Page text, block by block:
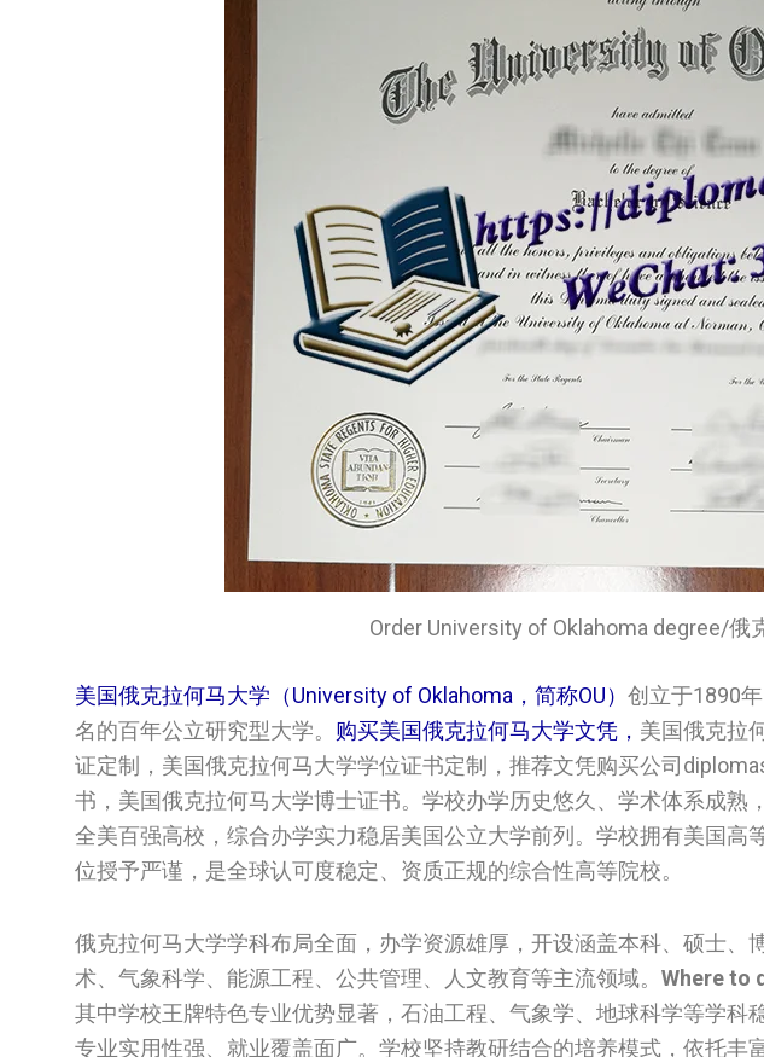
Order University of Oklahoma degree/俄
美国俄克拉何马大学（University of Oklahoma，简称OU） 创立于1890
名的百年公立研究型大学。 购买美国俄克拉何马大学文凭， 美国俄克拉
证定制，美国俄克拉何马大学学位证书定制，推荐文凭购买公司
书，美国俄克拉何马大学博士证书。学校办学历史悠久、学术体系成熟
全美百强高校，综合办学实力稳居美国公立大学前列。学校拥有美国高
位授予严谨，是全球认可度稳定、资质正规的综合性高等院校。
俄克拉何马大学学科布局全面，办学资源雄厚，开设涵盖本科、硕士、
术、气象科学、能源工程、公共管理、人文教育等主流领域。 Where to
其中学校王牌特色专业优势显著，石油工程、气象学、地球科学等学科
专业实用性强、就业覆盖面广。学校坚持教研结合的培养模式，依托丰